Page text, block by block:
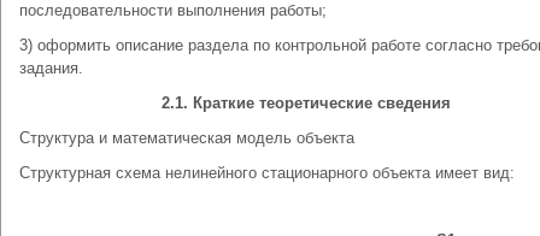
последовательности выполнения работы;
3) оформить описание раздела по контрольной работе согласно
задания.
2.1. Краткие теоретические сведения
Структура и математическая модель объекта
Структурная схема нелинейного стационарного объекта имеет вид: